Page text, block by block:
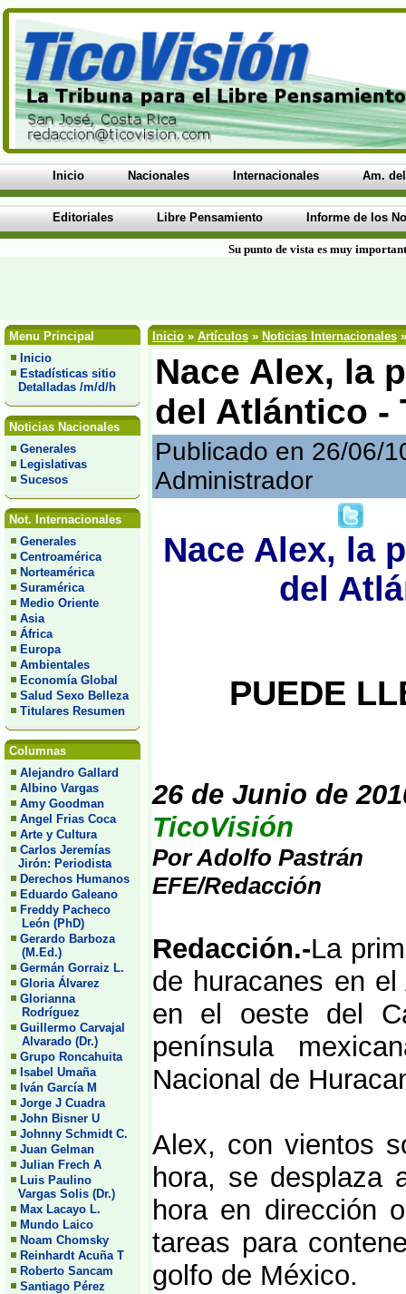
Inicio Nacionales Internacionales Am.
Editoriales Libre Pensamiento Informe de los
Su punto de vista es muy
Menu Principal
Inicio
Estadísticas sitio
Detalladas /m/d/h
Noticias Nacionales
Generales
Legislativas
Sucesos
Not. Internacionales
Generales
Centroamérica
Norteamérica
Suramérica
Medio Oriente
Asia
África
Europa
Ambientales
Economía Global
Salud Sexo Belleza
Titulares Resumen
Columnas
Alejandro Gallard
Albino Vargas
Amy Goodman
Angel Frias Coca
Arte y Cultura
Carlos Jeremías
Jirón: Periodista
Derechos Humanos
Eduardo Galeano
Freddy Pacheco
León (PhD)
Gerardo Barboza
(M.Ed.)
Germán Gorraiz L.
Gloria Álvarez
Glorianna
Rodríguez
Guillermo Carvajal
Alvarado (Dr.)
Grupo Roncahuita
Isabel Umaña
Iván García M
Jorge J Cuadra
John Bisner U
Johnny Schmidt C.
Juan Gelman
Julian Frech A
Luis Paulino
Vargas Solis (Dr.)
Max Lacayo L.
Mundo Laico
Noam Chomsky
Reinhardt Acuña T
Roberto Sancam
Santiago Pérez
Inicio » Artículos » Noticias Internacionales
Nace Alex, la
del Atlántico -
Publicado en 26/06/
Administrador
Nace Alex, la
del
PUEDE
26 de Junio de
TicoVisión
Por Adolfo Pastrán
EFE/Redacción
Redacción.-La
de huracanes en
en el oeste del
península
Nacional de
Alex, con vientos
hora, se desplaza
hora en dirección
tareas para
golfo de México.